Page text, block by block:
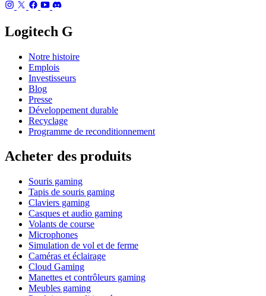
Logitech G
Notre histoire
Emplois
Investisseurs
Blog
Presse
Développement durable
Recyclage
Programme de reconditionnement
Acheter des produits
Souris gaming
Tapis de souris gaming
Claviers gaming
Casques et audio gaming
Volants de course
Microphones
Simulation de vol et de ferme
Caméras et éclairage
Cloud Gaming
Manettes et contrôleurs gaming
Meubles gaming